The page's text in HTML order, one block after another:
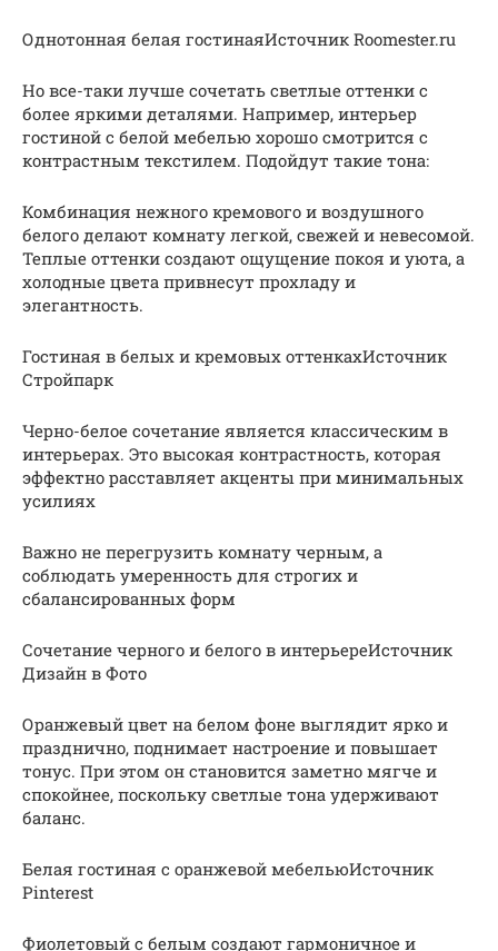
Однотонная белая гостинаяИсточник Roomester.ru
Но все-таки лучше сочетать светлые оттенки с
более яркими деталями. Например, интерьер
гостиной с белой мебелью хорошо смотрится с
контрастным текстилем. Подойдут такие тона:
Комбинация нежного кремового и воздушного
белого делают комнату легкой, свежей и невесомой.
Теплые оттенки создают ощущение покоя и уюта, а
холодные цвета привнесут прохладу и
элегантность.
Гостиная в белых и кремовых оттенкахИсточник
Стройпарк
Черно-белое сочетание является классическим в
интерьерах. Это высокая контрастность, которая
эффектно расставляет акценты при минимальных
усилиях
Важно не перегрузить комнату черным, а
соблюдать умеренность для строгих и
сбалансированных форм
Сочетание черного и белого в интерьереИсточник
Дизайн в Фото
Оранжевый цвет на белом фоне выглядит ярко и
празднично, поднимает настроение и повышает
тонус. При этом он становится заметно мягче и
спокойнее, поскольку светлые тона удерживают
баланс.
Белая гостиная с оранжевой мебельюИсточник
Pinterest
Фиолетовый с белым создают гармоничное и